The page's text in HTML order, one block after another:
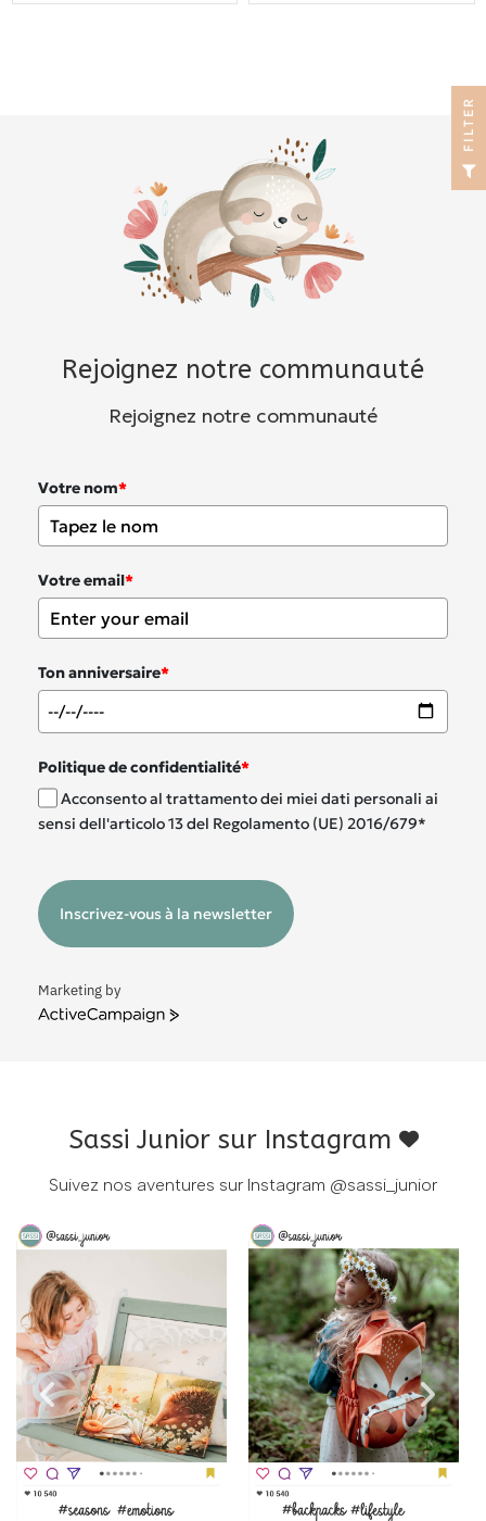
Rejoignez notre communauté
Rejoignez notre communauté
Votre nom*
Votre email*
Ton anniversaire*
Politique de confidentialité*
Acconsento al trattamento dei miei dati personali ai
sensi dell'articolo 13 del Regolamento (UE) 2016/679*
Inscrivez-vous à la newsletter
Marketing by
ActiveCampaign
Sassi Junior sur Instagram
Suivez nos aventures sur Instagram @sassi_junior
R